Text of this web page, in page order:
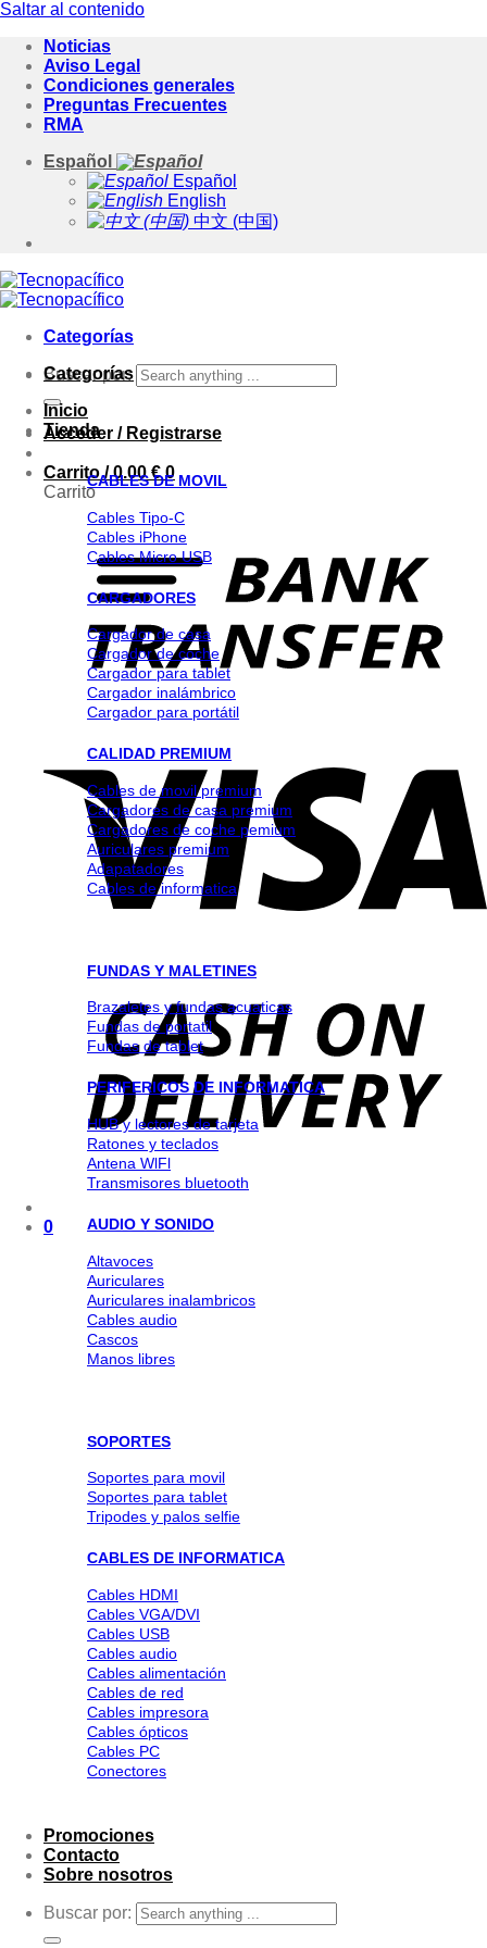
Saltar al contenido
Noticias
Aviso Legal
Condiciones generales
Preguntas Frecuentes
RMA
Español
Español
English
中文 (中国)
Categorías
Buscar por:
Acceder / Registrarse
Carrito /0.00€ 0
Carrito
0
Categorías
Inicio
Tienda
CABLES DE MOVIL
Cables Tipo-C
Cables iPhone
Cables Micro USB
CARGADORES
Cargador de casa
Cargador de coche
Cargador para tablet
Cargador inalámbrico
Cargador para portátil
CALIDAD PREMIUM
Cables de movil premium
Cargadores de casa premium
Cargadores de coche pemium
Auriculares premium
Adapatadores
Cables de informatica
FUNDAS Y MALETINES
Brazaletes y fundas acuaticas
Fundas de portatil
Fundas de tablet
PERIFERICOS DE INFORMATICA
HUB y lectores de tarjeta
Ratones y teclados
Antena WlFl
Transmisores bluetooth
AUDIO Y SONIDO
Altavoces
Auriculares
Auriculares inalambricos
Cables audio
Cascos
Manos libres
SOPORTES
Soportes para movil
Soportes para tablet
Tripodes y palos selfie
CABLES DE INFORMATICA
Cables HDMI
Cables VGA/DVI
Cables USB
Cables audio
Cables alimentación
Cables de red
Cables impresora
Cables ópticos
Cables PC
Conectores
Promociones
Contacto
Sobre nosotros
Buscar por: